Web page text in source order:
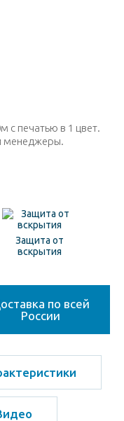
с печатью в 1 цвет.
менеджеры.
Защита от
вскрытия
по всей
России